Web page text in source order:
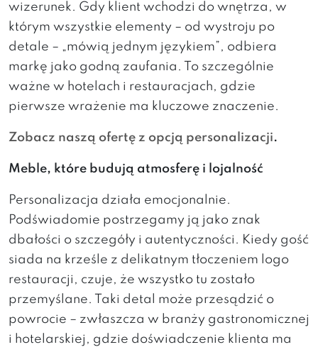
wizerunek. Gdy klient wchodzi do wnętrza, w
którym wszystkie elementy – od wystroju po
detale – „mówią jednym językiem”, odbiera
markę jako godną zaufania. To szczególnie
ważne w hotelach i restauracjach, gdzie
pierwsze wrażenie ma kluczowe znaczenie.
Zobacz naszą ofertę z opcją personalizacji.
Meble, które budują atmosferę i lojalność
Personalizacja działa emocjonalnie.
Podświadomie postrzegamy ją jako znak
dbałości o szczegóły i autentyczności. Kiedy gość
siada na krześle z delikatnym tłoczeniem logo
restauracji, czuje, że wszystko tu zostało
przemyślane. Taki detal może przesądzić o
powrocie – zwłaszcza w branży gastronomicznej
i hotelarskiej, gdzie doświadczenie klienta ma